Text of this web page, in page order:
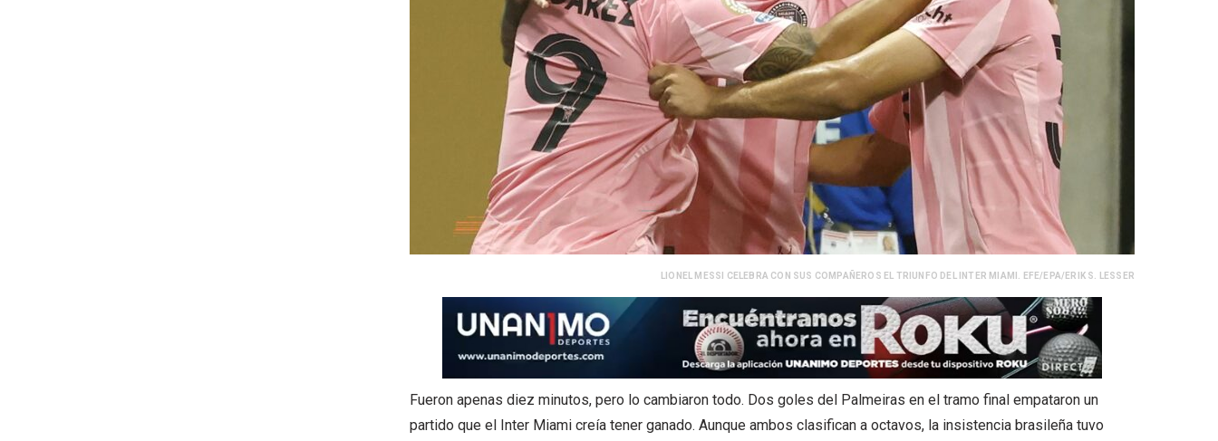
LIONEL MESSI CELEBRA CON SUS COMPAÑEROS EL TRIUNFO DEL INTER MIAMI. EFE/EPA/ERIK S. LESSER
Fueron apenas diez minutos, pero lo cambiaron todo. Dos goles del Palmeiras en el tramo final empataron un
partido que el Inter Miami creía tener ganado. Aunque ambos clasifican a octavos, la insistencia brasileña tuvo